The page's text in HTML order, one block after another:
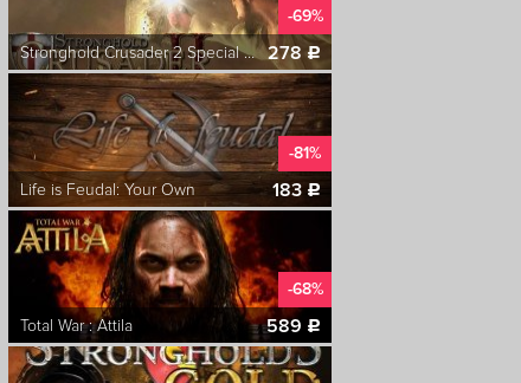
-69%
Stronghold Crusader 2 Special Edition
278c
-81%
Life is Feudal: Your Own
183 c
-68%
Total War : Attila
589 c